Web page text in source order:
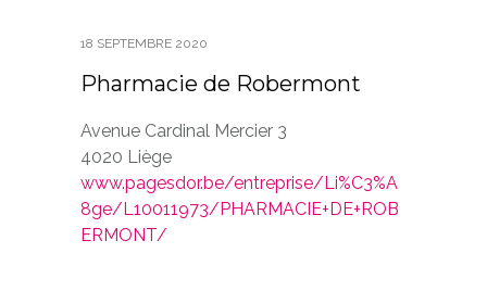
18 SEPTEMBRE 2020
Pharmacie de Robermont
Avenue Cardinal Mercier 3
4020 Liège
www.pagesdor.be/entreprise/Li%C3%A
8ge/L10011973/PHARMACIE+DE+ROB
ERMONT/